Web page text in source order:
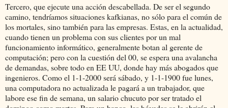
Tercero, que ejecute una acción descabellada. De ser el segundo
camino, tendríamos situaciones kafkianas, no sólo para el común de
los mortales, sino también para las empresas. Estas, en la actualidad,
cuando tienen un problema con sus clientes por un mal
funcionamiento informático, generalmente botan al gerente de
computación; pero con la cuestión del 00, se espera una avalancha
de demandas, sobre todo en EE UU, donde hay más abogados que
ingenieros. Como el 1-1-2000 será sábado, y 1-1-1900 fue lunes,
una computadora no actualizada le pagará a un trabajador, que
labore ese fin de semana, un salario chucuto por ser tratado el